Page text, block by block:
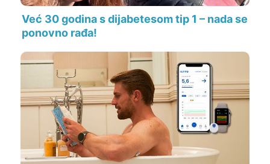
Već 30 godina s dijabetesom tip 1 – nada se
ponovno rađa!